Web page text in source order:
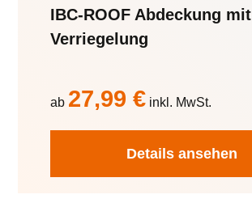
IBC-ROOF Abdeckung mit
Verriegelung
ab 27,99€ inkl. MwSt.
Details ansehen